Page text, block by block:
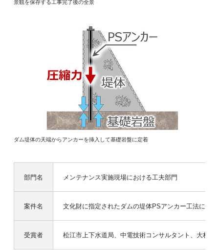
景観を保存する工事完了後の全景
ダム堤体の天端からアンカーを挿入して基礎岩盤に定着
部門名 メンテナンス実施現場における工夫部門
案件名 文化財に指定されたダムの堤体PSアンカー工法によ
受賞者 松江市上下水道局、中電技術コンサルタント、大林